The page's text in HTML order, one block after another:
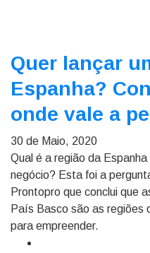
Quer lançar
Espanha?
onde vale a
30 de Maio, 2020
Qual é a região da
negócio? Esta foi a
Prontopro que conclui que
País Basco são as regiões
para empreender.